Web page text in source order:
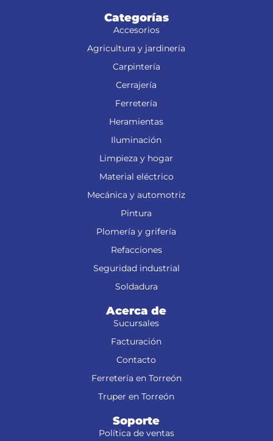
Categorías
Accesorios
Agricultura y jardinería
Carpintería
Cerrajería
Ferretería
Heramientas
Iluminación
Limpieza y hogar
Material eléctrico
Mecánica y automotriz
Pintura
Plomería y grifería
Refacciones
Seguridad industrial
Soldadura
Acerca de
Sucursales
Facturación
Contacto
Ferretería en Torreón
Truper en Torreón
Soporte
Política de ventas